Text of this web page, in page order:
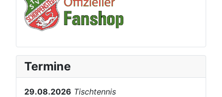
Termine
29.08.2026 Tischtennis